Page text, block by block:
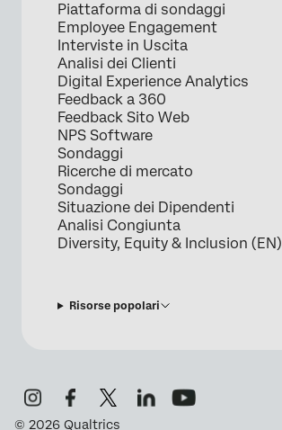
Piattaforma di sondaggi
Employee Engagement
Interviste in Uscita
Analisi dei Clienti
Digital Experience Analytics
Feedback a 360
Feedback Sito Web
NPS Software
Sondaggi
Ricerche di mercato
Sondaggi
Situazione dei Dipendenti
Analisi Congiunta
Diversity, Equity & Inclusion (EN)
Risorse popolari
© 2026 Qualtrics